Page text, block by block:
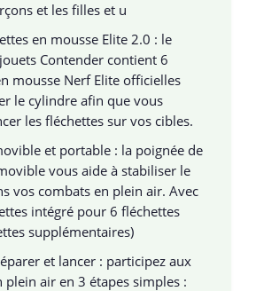
et les filles et u
en mousse Elite 2.0 : le
Contender contient 6
mousse Nerf Elite officielles
le cylindre afin que vous
les fléchettes sur vos cibles.
et portable : la poignée de
vous aide à stabiliser le
vos combats en plein air. Avec
intégré pour 6 fléchettes
supplémentaires)
et lancer : participez aux
plein air en 3 étapes simples :